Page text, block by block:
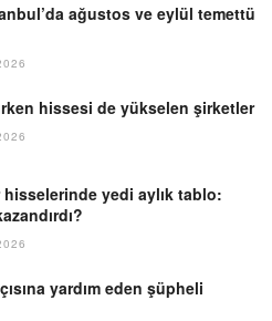
ağustos ve eylül temettü
hissesi de yükselen şirketler
yedi aylık tablo:
yardım eden şüpheli